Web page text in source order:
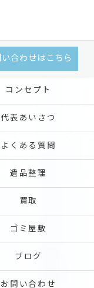
合わせはこちら
コンセプト
代表あいさつ
よくある質問
遺品整理
買取
ゴミ屋敷
ブログ
お問い合わせ